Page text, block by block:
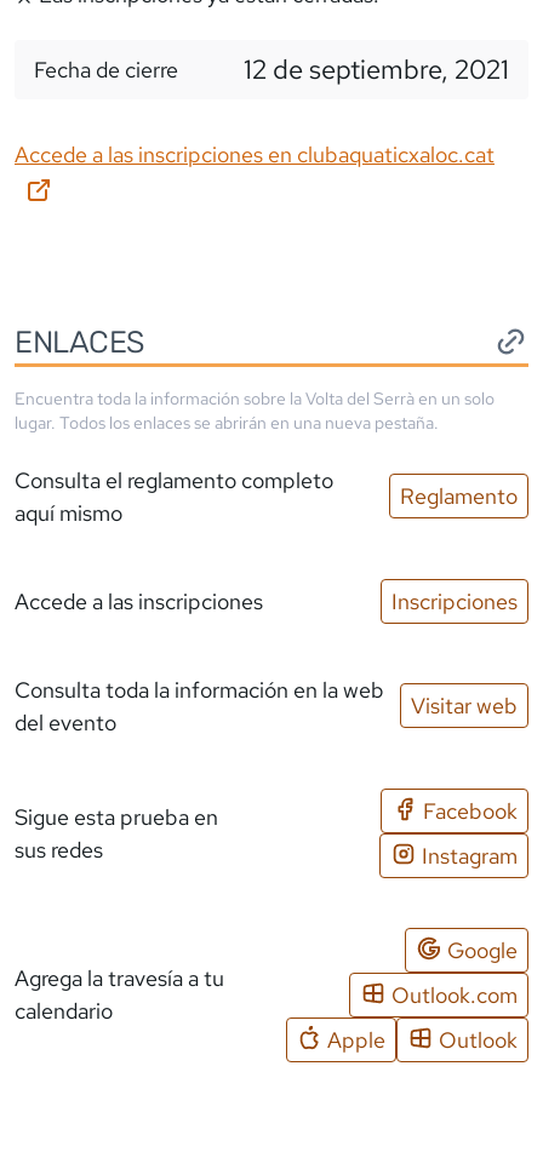
Fecha de cierre 12 de septiembre, 2021
Accede a las inscripciones en clubaquaticxaloc.cat
ENLACES
Encuentra toda la información sobre laVolta del Serrà en un solo
lugar. Todos los enlaces se abrirán en una nueva pestaña.
Consulta el reglamento completo
aquí mismo
Reglamento
Accede a las inscripciones Inscripciones
Consulta toda la información en la web
del evento
Visitar web
Sigue esta prueba en
sus redes
Facebook
Instagram
Agrega la travesía a tu
calendario
Google
Outlook.com
Apple
Outlook